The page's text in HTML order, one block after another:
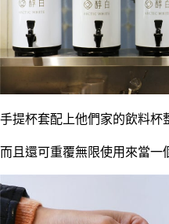
手提杯套配上他們家的飲料杯
而且還可重覆無限使用來當一